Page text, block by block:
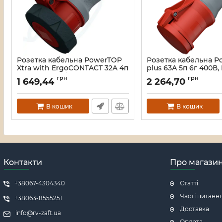
Розетка кабельна PowerTOP
Xtra with ErgoCONTACT 32A 4п
6г 400B, IP67/IP69
Артикул:33_00000009550
1 649,44 грн
В кошик
Розетка кабельна
plus 63A 5п 6г 400В,
Артикул: 33_00000011046
2 264,70 грн
В кошик
Контакти
+38067-4304340
+38063-8555251
info@rv-zaft.ua
Про
Статті
Часті
Доставка